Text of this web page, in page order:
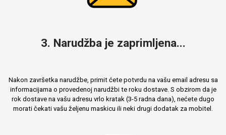
3. Narudžba je zaprimljena...
Nakon završetka narudžbe, primit ćete potvrdu na vašu email adresu sa
informacijama o provedenoj narudžbi te roku dostave. S obzirom da je
rok dostave na vašu adresu vrlo kratak (3-5 radna dana), nećete dugo
morati čekati vašu željenu maskicu ili neki drugi dodatak za mobitel.